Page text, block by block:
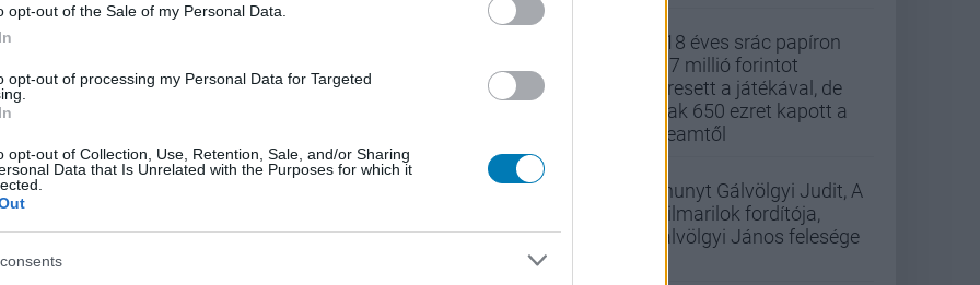
opt-out of the Sale of my Personal Data.
opt-out of processing my Personal Data for Targeted
opt-out of Collection, Use, Retention, Sale, and/or Sharing
Data that Is Unrelated with the Purposes for which it
narratív játéka, a Lost Records: Bloom &
a Game Pass-ben.
stúdiója a Netflixnek készít új
de a Dont Nod a Netflixnek fejleszt egy narratív
A 18 éves srác papíron
437 millió forintot
keresett a játékával, de
csak 650 ezret kapott a
Steamtől
Elhunyt Gálvölgyi Judit, A
szilmarilok fordítója,
Gálvölgyi János felesége